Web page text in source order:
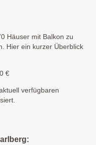
Häuser mit Balkon zu
Hier ein kurzer Überblick
€
verfügbaren